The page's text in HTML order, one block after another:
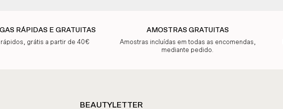
RÁPIDAS E GRATUITAS
rápidos, grátis a partir de 40€
AMOSTRAS GRATUITAS
Amostras incluídas em todas as encomendas,
mediante pedido.
BEAUTYLETTER